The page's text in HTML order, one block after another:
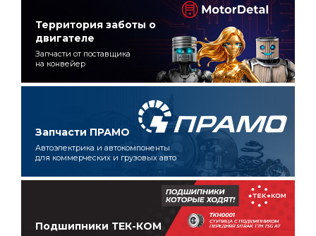
Территория заботы о
двигателе
Запчасти от поставщика
на конвейер
Запчасти ПРАМО
Автоэлектрика и автокомпоненты
для коммерческих и грузовых авто
Подшипники ТЕК-КОМ